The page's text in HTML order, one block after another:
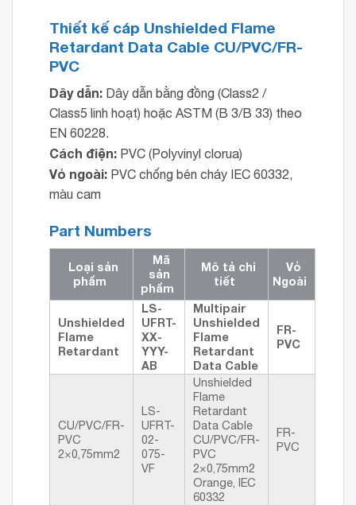
Thiết kế cáp Unshielded Flame
Retardant Data Cable CU/PVC/FR-
PVC
Dây dẫn: Dây dẫn bằng đồng (Class2 /
Class5 linh hoạt) hoặc ASTM (B 3/B 33) theo
EN 60228.
Cách điện: PVC (Polyvinyl clorua)
Vỏ ngoài: PVC chống bén cháy IEC 60332,
màu cam
Part Numbers
Loại sản
phẩm
Mã
sản
phẩm
Mô tả chi
tiết
Vỏ
Ngoài
Unshielded
Flame
Retardant
LS-
UFRT-
XX-
YYY-
AB
Multipair
Unshielded
Flame
Retardant
Data Cable
FR-
PVC
CU/PVC/FR-
PVC
2×0,75mm2
LS-
UFRT-
02-
075-
VF
Unshielded
Flame
Retardant
Data Cable
CU/PVC/FR-
PVC
2×0,75mm2
Orange, IEC
60332
FR-
PVC